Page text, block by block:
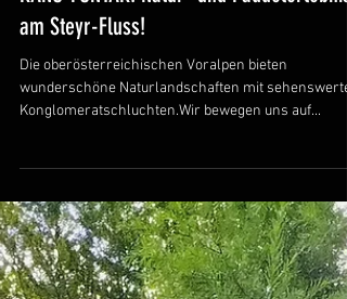
KANU-FUNYAK: Natur- und Paddelerlebnis
am Steyr-Fluss!